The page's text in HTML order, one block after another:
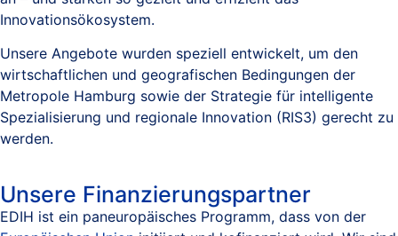
Innovationsökosystem.
Unsere Angebote wurden speziell entwickelt, um den
wirtschaftlichen und geografischen Bedingungen der
Metropole Hamburg sowie der Strategie für intelligente
Spezialisierung und regionale Innovation (RIS3) gerecht zu
werden.
Unsere Finanzierungspartner
EDIH ist ein paneuropäisches Programm, dass von der